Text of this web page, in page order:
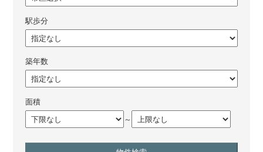
駅歩分
築年数
面積
～